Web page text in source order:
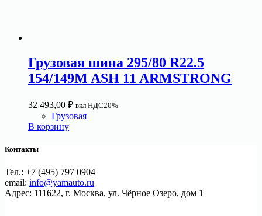
Грузовая шина 295/80 R22.5
154/149M ASH 11 ARMSTRONG
32 493,00 ₽ вкл НДС20%
Грузовая
В корзину
Контакты
Тел.: +7 (495) 797 0904
email: info@yamauto.ru
Адрес: 111622, г. Москва, ул. Чёрное Озеро, дом 1